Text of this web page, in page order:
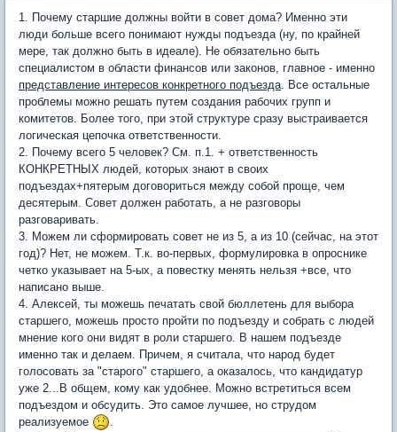
1. Почему старшие должны войти в совет дома? Именно эти
люди больше всего понимают нужды подъезда (ну, по крайней
мере, так должно быть в идеале). Не обязательно быть
специалистом в области финансов или законов, главное - именно
представление интересов конкретного подъезда . Все остальные
проблемы можно решать путем создания рабочих групп и
комитетов. Более того, при этой структуре сразу выстраивается
логическая цепочка ответственности.
2. Почему всего 5 человек? См. п.1. + ответственность
КОНКРЕТНЫХ людей, которых знают в своих
подъездах+пятерым договориться между собой проще, чем
десятерым. Совет должен работать, а не разговоры
разговаривать.
3. Можем ли сформировать совет не из 5, а из 10 (сейчас, на этот
год)? Нет, не можем. Т.к. во-первых, формулировка в опроснике
четко указывает на 5-ых, а повестку менять нельзя +все, что
написано выше.
4. Алексей, ты можешь печатать свой бюллетень для выбора
старшего, можешь просто пройти по подъезду и собрать с людей
мнение кого они видят в роли старшего. В нашем подъезде
именно так и делаем. Причем, я считала, что народ будет
голосовать за "старого" старшего, а оказалось, что кандидатур
уже 2...В общем, кому как удобнее. Можно встретиться всем
подъездом и обсудить. Это самое лучшее, но струдом
реализуемое